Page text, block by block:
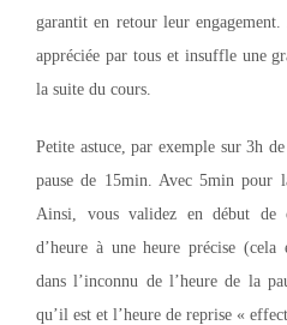
garantit en retour leur
appréciée par tous et insuffle une
la suite du cours.
Petite astuce, par exemple sur 3h
pause de 15min. Avec 5min pour
Ainsi, vous validez en début de
d’heure à une heure précise (cela
dans l’inconnu de l’heure de la
qu’il est et l’heure de reprise «